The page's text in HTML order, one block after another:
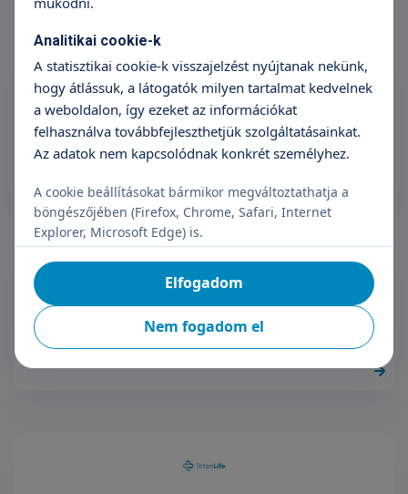
Dr. Agócs Szilvia
Aneszteziológia
Dr. Bakó Emese
Aneszteziológia
Analitikai cookie-k
A statisztikai cookie-k visszajelzést nyújtanak nekünk,
hogy átlássuk, a látogatók milyen tartalmat kedvelnek
a weboldalon, így ezeket az információkat
felhasználva továbbfejleszthetjük szolgáltatásainkat.
Az adatok nem kapcsolódnak konkrét személyhez.
A cookie beállításokat bármikor megváltoztathatja a
böngészőjében (Firefox, Chrome, Safari, Internet
Explorer, Microsoft Edge) is.
Nem fogadom el
Elfogadom